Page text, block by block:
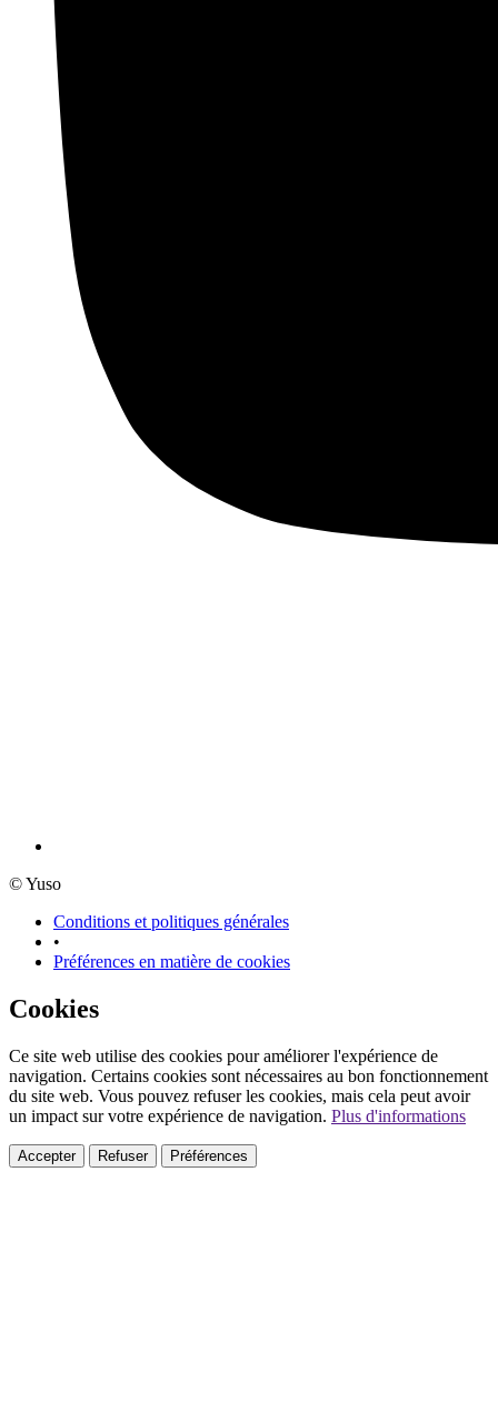
© Yuso
Conditions et politiques générales
•
Préférences en matière de cookies
Cookies
Ce site web utilise des cookies pour améliorer l'expérience de
navigation. Certains cookies sont nécessaires au bon fonctionnement
du site web. Vous pouvez refuser les cookies, mais cela peut avoir
un impact sur votre expérience de navigation. Plus d'informations
Accepter Refuser Préférences